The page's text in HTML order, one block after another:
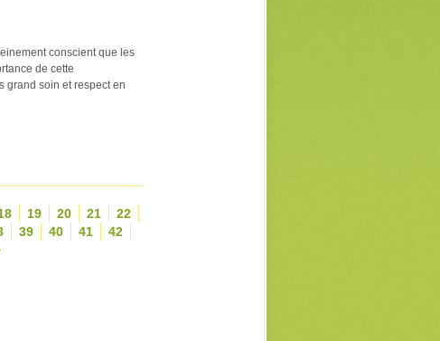
conscient que les
de cette
grand soin et respect en
19 20 21
22
39 40 41
42